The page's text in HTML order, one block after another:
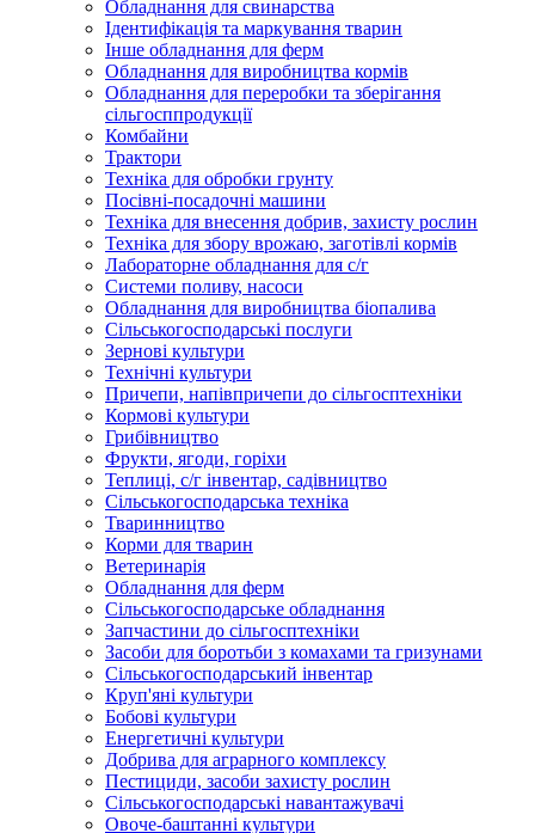
Обладнання для свинарства
Ідентифікація та маркування тварин
Інше обладнання для ферм
Обладнання для виробництва кормів
Обладнання для переробки та зберігання
сільгосппродукції
Комбайни
Трактори
Техніка для обробки грунту
Посівні-посадочні машини
Техніка для внесення добрив, захисту рослин
Техніка для збору врожаю, заготівлі кормів
Лабораторне обладнання для с/г
Системи поливу, насоси
Обладнання для виробництва біопалива
Сільськогосподарські послуги
Зернові культури
Технічні культури
Причепи, напівпричепи до сільгосптехніки
Кормові культури
Грибівництво
Фрукти, ягоди, горіхи
Теплиці, с/г інвентар, садівництво
Сільськогосподарська техніка
Тваринництво
Корми для тварин
Ветеринарія
Обладнання для ферм
Сільськогосподарське обладнання
Запчастини до сільгосптехніки
Засоби для боротьби з комахами та гризунами
Сільськогосподарський інвентар
Круп'яні культури
Бобові культури
Енергетичні культури
Добрива для аграрного комплексу
Пестициди, засоби захисту рослин
Сільськогосподарські навантажувачі
Овоче-баштанні культури